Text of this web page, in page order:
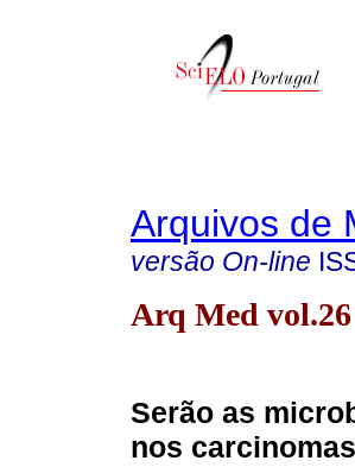
Arquivos de
versão On-line
Arq Med
Serão as
nos